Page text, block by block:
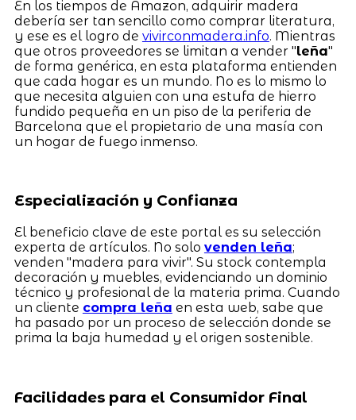
En los tiempos de Amazon, adquirir madera
debería ser tan sencillo como comprar literatura,
y ese es el logro de vivirconmadera.info. Mientras
que otros proveedores se limitan a vender "leña"
de forma genérica, en esta plataforma entienden
que cada hogar es un mundo. No es lo mismo lo
que necesita alguien con una estufa de hierro
fundido pequeña en un piso de la periferia de
Barcelona que el propietario de una masía con
un hogar de fuego inmenso.
Especialización y Confianza
El beneficio clave de este portal es su selección
experta de artículos. No solo venden leña;
venden "madera para vivir". Su stock contempla
decoración y muebles, evidenciando un dominio
técnico y profesional de la materia prima. Cuando
un cliente compra leña en esta web, sabe que
ha pasado por un proceso de selección donde se
prima la baja humedad y el origen sostenible.
Facilidades para el Consumidor Final